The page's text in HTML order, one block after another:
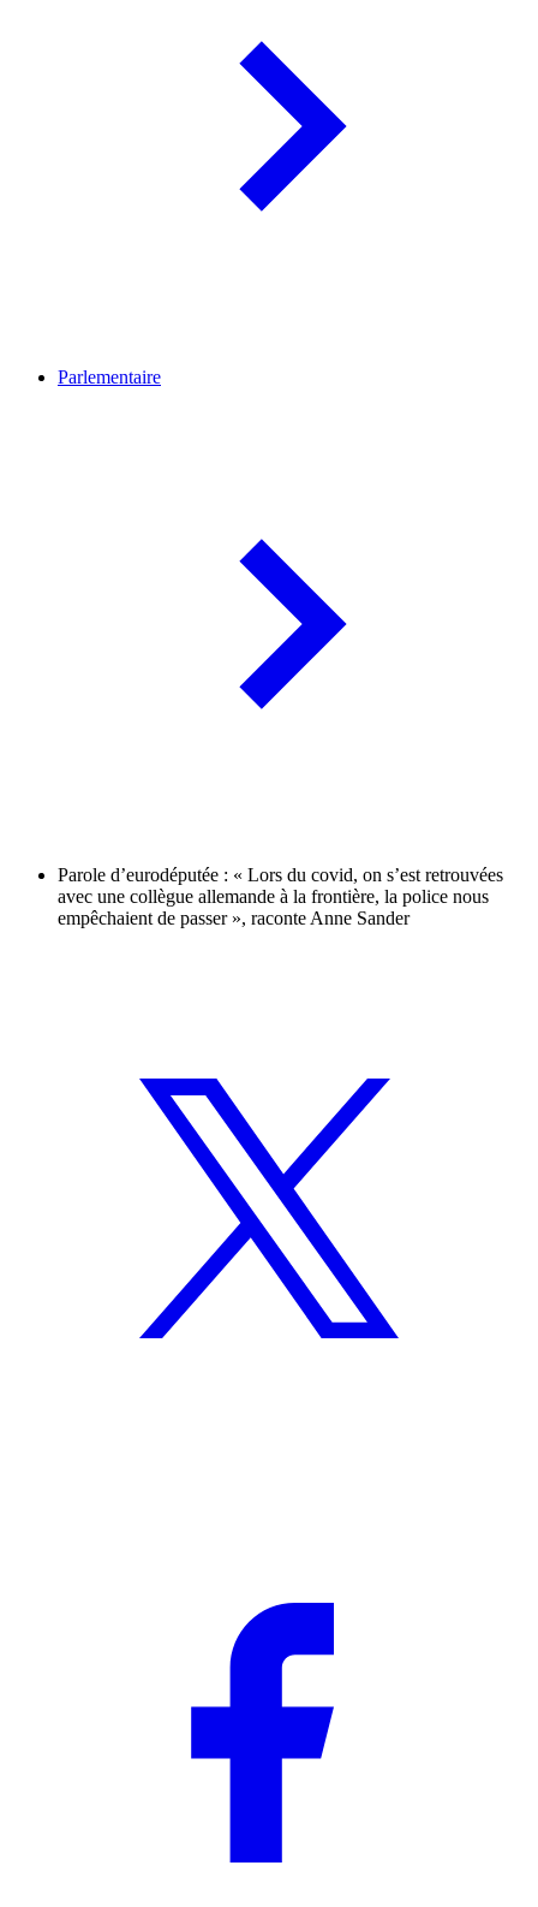
Parlementaire
Parole d’eurodéputée : « Lors du covid, on s’est retrouvées
avec une collègue allemande à la frontière, la police nous
empêchaient de passer », raconte Anne Sander